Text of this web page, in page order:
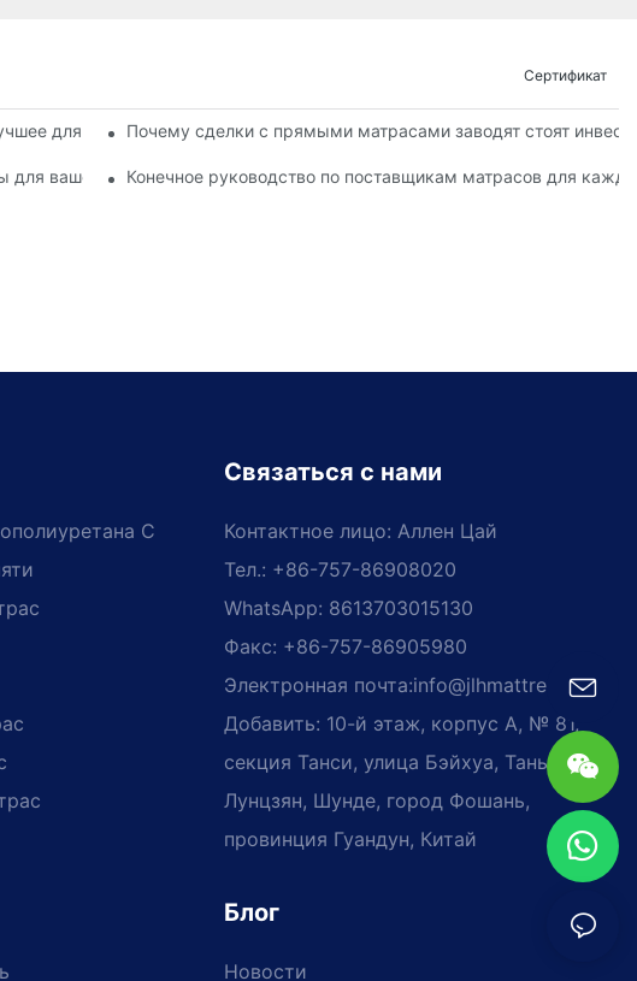
Сертификат
для вашего комфорта
Почему сделки с прямыми матрасами заводят стоят
для вашего комфортаКонечное руководство по поставщикам матрасов для
С
Связаться с нами
Контактное лицо: Аллен Цай
Тел.: +86-757-86908020
WhatsApp: 8613703015130
Факс: +86-757-86905980
Электронная почта:info@jlhmattress.cn
Добавить: 10-й этаж, корпус A, № 81,
секция Танси, улица Бэйхуа, Таньси,
Лунцзян, Шунде, город Фошань,
провинция Гуандун, Китай
Блог
Новости